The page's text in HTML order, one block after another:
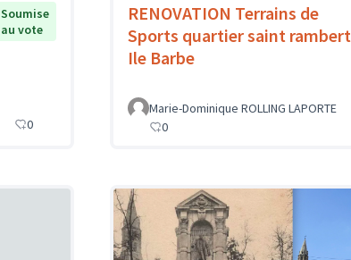
Soumise
au vote
0
RENOVATION Terrains de
Sports quartier saint rambert
Ile Barbe
Marie-Dominique ROLLING LAPORTE
0